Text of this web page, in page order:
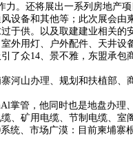
。还将展出一系列房地
备和其他等；此次展会
供。以及取建建业相关的
外用灯、户外配件、天井
了众14、景不雅，东盟承
办理、规划和扶植部、
管，他同时也是地盘办理
、矿用电缆、节制电缆、
统、市场广漠：目前柬埔